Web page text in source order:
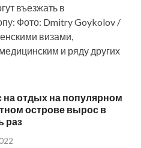
въезжать в
Фото: Dmitry Goykolov /
визами,
и ряду других
на отдых на популярном
острове вырос в
раз